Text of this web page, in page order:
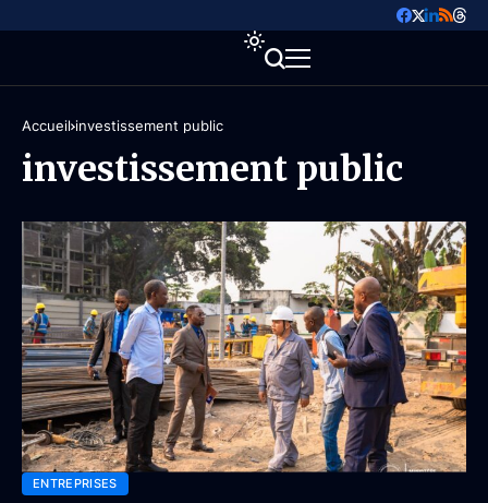
Accueil investissement public
investissement public
ENTREPRISES